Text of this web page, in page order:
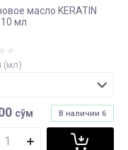
масло KERATIN
10 мл
(мл)
В наличии 6
сўм